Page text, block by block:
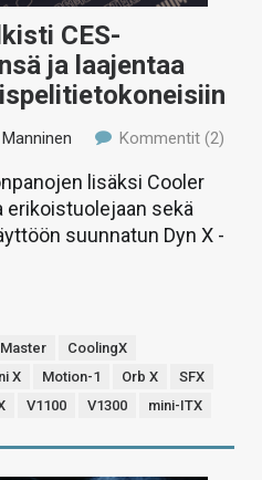
CES-
ja laajentaa
Kommentit (2)
lisäksi Cooler
sekä
suunnatun Dyn X -
CoolingX
X Motion-1 Orb X
SFX
V1100 V1300 mini-ITX